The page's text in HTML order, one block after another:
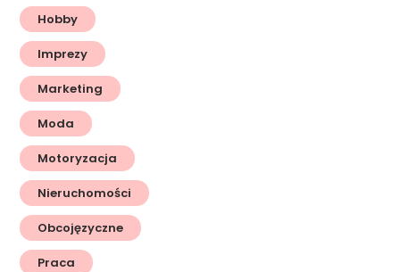
Hobby
Imprezy
Marketing
Moda
Motoryzacja
Nieruchomości
Obcojęzyczne
Praca